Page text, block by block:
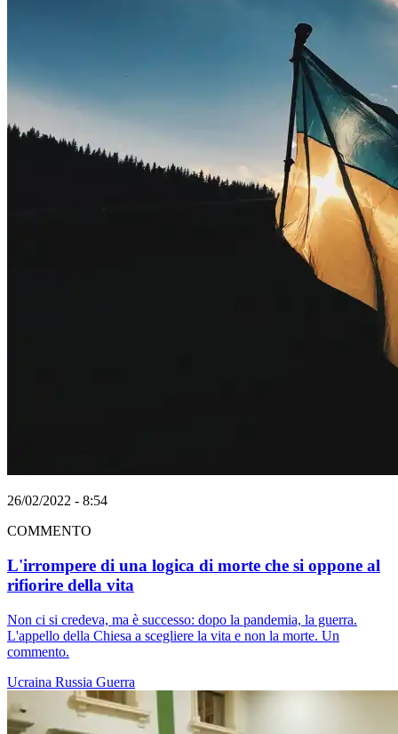
26/02/2022 - 8:54
COMMENTO
L'irrompere di una logica di morte che si oppone al
rifiorire della vita
Non ci si credeva, ma è successo: dopo la pandemia, la guerra.
L'appello della Chiesa a scegliere la vita e non la morte. Un
commento.
Ucraina Russia Guerra